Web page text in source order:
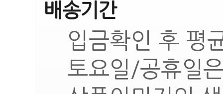
배송기간
입금확인 후 평
토요일/공휴일